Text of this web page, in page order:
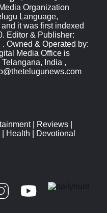
Organization
Language,
it was first indexed
Editor & Publisher:
Owned & Operated by:
Media Office is
India ,
| Reviews
Health Devotional